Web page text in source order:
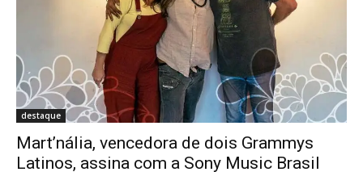
destaque
Mart’nália, vencedora de dois Grammys
Latinos, assina com a Sony Music Brasil